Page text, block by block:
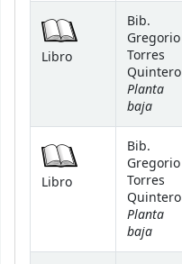
Libro
Bib.
Gregorio
Torres
Quintero
Planta
baja
Libro
Bib.
Gregorio
Torres
Quintero
Planta
baja